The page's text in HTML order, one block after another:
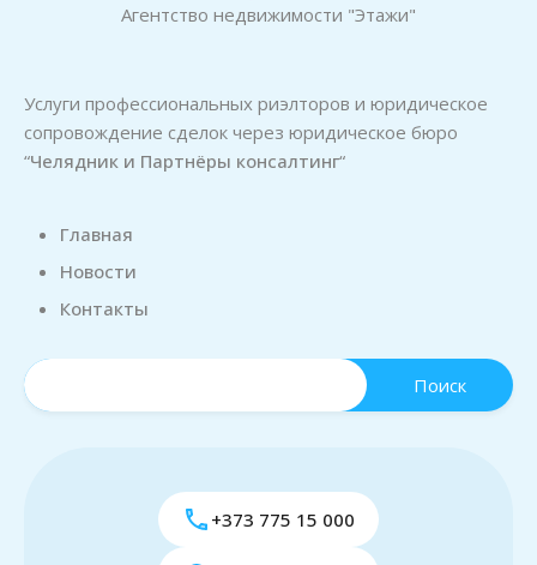
Агентство недвижимости "Этажи"
Услуги профессиональных риэлторов и юридическое
сопровождение сделок через юридическое бюро
“Челядник и Партнёры консалтинг“
Главная
Новости
Контакты
+373 775 15 000